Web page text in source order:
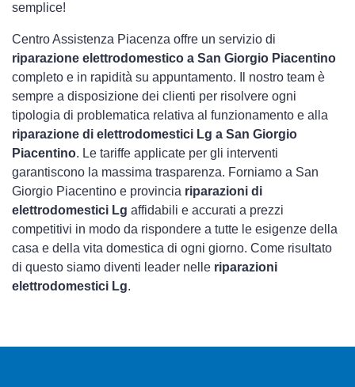
semplice!
Centro Assistenza Piacenza offre un servizio di
riparazione elettrodomestico a San Giorgio Piacentino
completo e in rapidità su appuntamento. Il nostro team è
sempre a disposizione dei clienti per risolvere ogni
tipologia di problematica relativa al funzionamento e alla
riparazione di elettrodomestici Lg a San Giorgio
Piacentino. Le tariffe applicate per gli interventi
garantiscono la massima trasparenza. Forniamo a San
Giorgio Piacentino e provincia riparazioni di
elettrodomestici Lg affidabili e accurati a prezzi
competitivi in modo da rispondere a tutte le esigenze della
casa e della vita domestica di ogni giorno. Come risultato
di questo siamo diventi leader nelle riparazioni
elettrodomestici Lg.